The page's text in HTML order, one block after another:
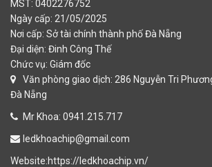
MST: 0402276752
Ngày cấp: 21/05/2025
Nơi cấp: Sở tài chính thành phố Đà Nẵng
Đại diện: Đinh Công Thế
Chức vụ: Giám đốc
Văn phòng giao dịch: 286 Nguyễn Tri
Đà Nẵng
Mr Khoa: 0941.215.717
ledkhoachip@gmail.com
Website:https://ledkhoachip.vn/